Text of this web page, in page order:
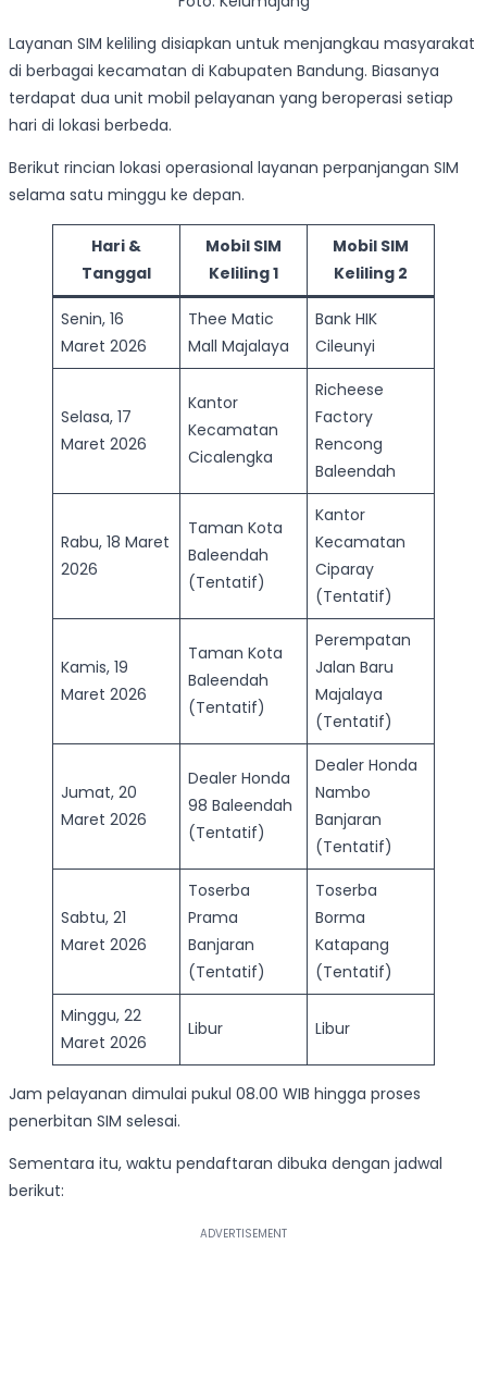
Layanan SIM keliling disiapkan untuk menjangkau masyarakat
di berbagai kecamatan di Kabupaten Bandung. Biasanya
terdapat dua unit mobil pelayanan yang beroperasi setiap
hari di lokasi berbeda.
Berikut rincian lokasi operasional layanan perpanjangan SIM
selama satu minggu ke depan.
Hari &
Tanggal
Mobil SIM
Keliling 1
Mobil SIM
Keliling 2
Senin, 16
Maret 2026
Thee Matic
Mall Majalaya
Bank HIK
Cileunyi
Selasa, 17
Maret 2026
Kantor
Kecamatan
Cicalengka
Richeese
Factory
Rencong
Baleendah
Rabu, 18 Maret
2026
Taman Kota
Baleendah
(Tentatif)
Kantor
Kecamatan
Ciparay
(Tentatif)
Kamis, 19
Maret 2026
Taman Kota
Baleendah
(Tentatif)
Perempatan
Jalan Baru
Majalaya
(Tentatif)
Jumat, 20
Maret 2026
Dealer Honda
98 Baleendah
(Tentatif)
Dealer Honda
Nambo
Banjaran
(Tentatif)
Sabtu, 21
Maret 2026
Toserba
Prama
Banjaran
(Tentatif)
Toserba
Borma
Katapang
(Tentatif)
Minggu, 22
Maret 2026
Libur Libur
Jam pelayanan dimulai pukul 08.00 WIB hingga proses
penerbitan SIM selesai.
Sementara itu, waktu pendaftaran dibuka dengan jadwal
berikut: